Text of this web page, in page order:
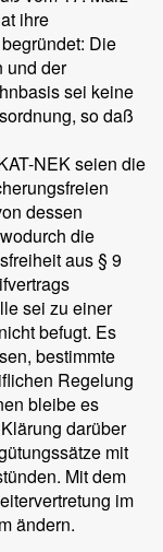
ihre
Die
und der
sei keine
so daß
NEK seien die
dessen
die
aus § 9
sei zu einer
befugt. Es
bestimmte
Regelung
bleibe es
darüber
mit
Mit dem
im
ändern.